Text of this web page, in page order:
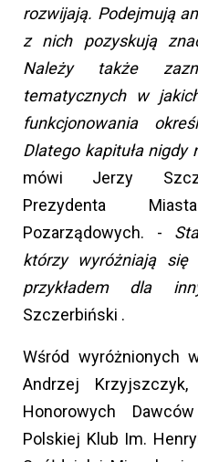
rozwijają. Podejmują
z nich pozyskują
Należy także
tematycznych w
funkcjonowania
Dlatego kapituła nigdy
mówi Jerzy
Prezydenta
Pozarządowych. -
którzy wyróżniają
przykładem dla
Szczerbiński .
Wśród wyróżnionych
Andrzej
Honorowych
Polskiej Klub Im.